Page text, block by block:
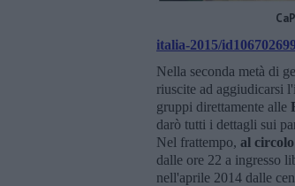
italia-2015/
Nella seconda metà di
riuscite ad aggiudicarsi
gruppi direttamente alle
darò tutti i dettagli sui
Nel frattempo, al
dalle ore 22 a ingresso
nell'aprile 2014 dalle